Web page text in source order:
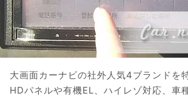
大画面カーナビの社外人気4ブランドを
HDパネルや有機EL、ハイレゾ対応、車